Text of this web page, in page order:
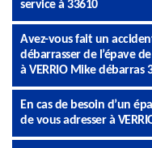
service à 33610
Avez-vous fait un
débarrasser de l’épave
à VERRIO Mike débarras
En cas de besoin d’un
de vous adresser à